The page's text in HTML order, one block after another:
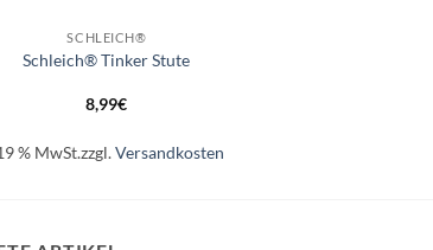
SCHLEICH®
Schleich® Tinker Stute
8,99€
% MwSt.zzgl.Versandkosten